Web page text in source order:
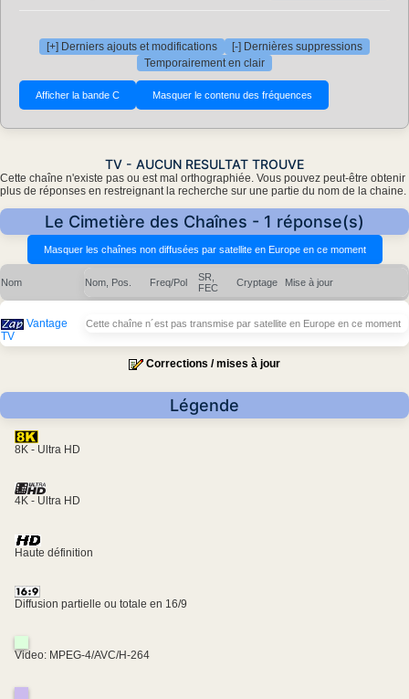
[+] Derniers ajouts et modifications
[-] Dernières suppressions
Temporairement en clair
TV - AUCUN RESULTAT TROUVE
Cette chaîne n'existe pas ou est mal orthographiée. Vous pouvez peut-être obtenir
plus de réponses en restreignant la recherche sur une partie du nom de la chaine.
Le Cimetière des Chaînes - 1 réponse(s)
Nom Nom, Pos. Freq/Pol
SR,
FEC
Cryptage Mise à jour
Vantage
TV
Cette chaîne n´est pas transmise par satellite en Europe en ce moment
Corrections / mises à jour
Légende
8K - Ultra HD
4K - Ultra HD
Haute définition
Diffusion partielle ou totale en 16/9
Video: MPEG-4/AVC/H-264